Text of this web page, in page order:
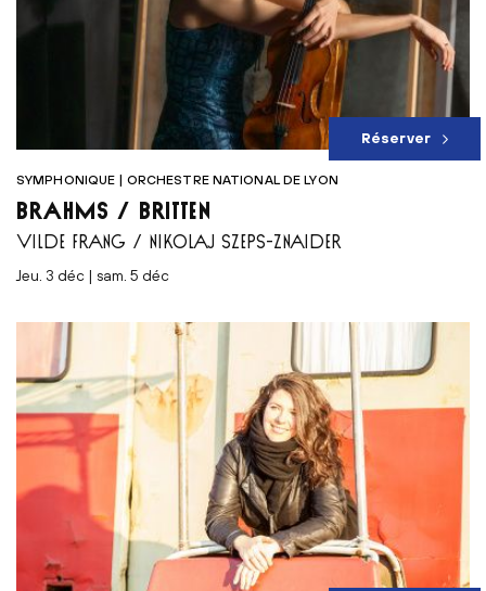
SYMPHONIQUE | ORCHESTRE NATIONAL DE LYON
BRAHMS / BRITTEN
VILDE FRANG / NIKOLAJ SZEPS-ZNAIDER
jeu. 3 déc | sam. 5 déc
Réserver